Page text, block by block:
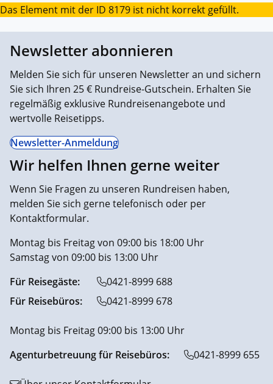
Das Element mit der ID 8179 ist nicht korrekt gefüllt.
Newsletter abonnieren
Melden Sie sich für unseren Newsletter an und sichern
Sie sich Ihren 25 € Rundreise-Gutschein. Erhalten Sie
regelmäßig exklusive Rundreisenangebote und
wertvolle Reisetipps.
Newsletter-Anmeldung
Wir helfen Ihnen gerne weiter
Wenn Sie Fragen zu unseren Rundreisen haben,
melden Sie sich gerne telefonisch oder per
Kontaktformular.
Montag bis Freitag von 09:00 bis 18:00 Uhr
Samstag von 09:00 bis 13:00 Uhr
Für Reisegäste:
0421-8999 688
Für Reisebüros:
0421-8999 678
Montag bis Freitag 09:00 bis 13:00 Uhr
Agenturbetreuung für Reisebüros:
0421-8999 655